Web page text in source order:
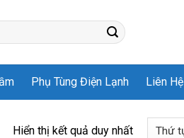
Phụ Tùng Điện Lạnh Liên Hệ
Hiển thị kết quả duy nhất